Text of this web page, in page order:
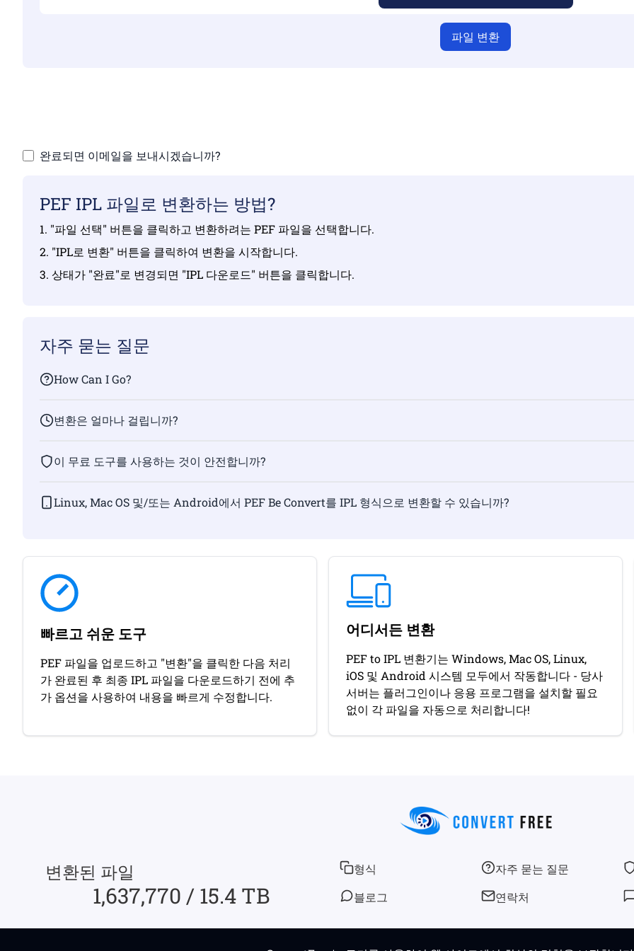
파일 변환
완료되면 이메일을 보내시겠습니까?
PEF IPL 파일로 변환하는 방법?
1. "파일 선택" 버튼을 클릭하고 변환하려는 PEF 파일을 선택합니다.
2. "IPL로 변환" 버튼을 클릭하여 변환을 시작합니다.
3. 상태가 "완료"로 변경되면 "IPL 다운로드" 버튼을 클릭합니다.
자주 묻는 질문
How Can I Go?
변환은 얼마나 걸립니까?
이 무료 도구를 사용하는 것이 안전합니까?
Linux, Mac OS 및/또는 Android에서 PEF Be Convert를 IPL 형식으로 변환할 수 있습니까?
빠르고 쉬운 도구
PEF 파일을 업로드하고 "변환"을 클릭한 다음 처리
가 완료된 후 최종 IPL 파일을 다운로드하기 전에 추
가 옵션을 사용하여 내용을 빠르게 수정합니다.
어디서든 변환
PEF to IPL 변환기는 Windows, Mac OS, Linux,
iOS 및 Android 시스템 모두에서 작동합니다 - 당사
서버는 플러그인이나 응용 프로그램을 설치할 필요
없이 각 파일을 자동으로 처리합니다!
변환된 파일
1,637,770 / 15.4 TB
형식
블로그
자주 묻는 질문
연락처
© 2026 convertfree.com 모든 권한 보유